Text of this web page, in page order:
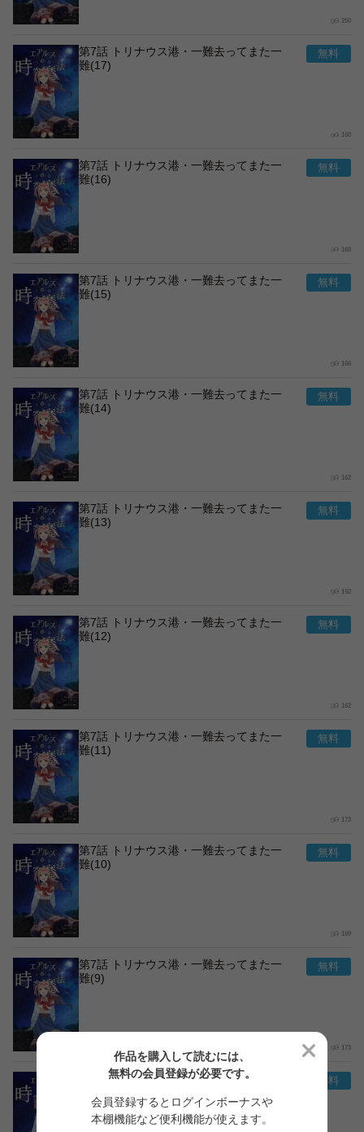
作品を購入して読むには、
無料の会員登録が必要です。
会員登録するとログインボーナスや
本棚機能など便利機能が使えます。
250
第7話 トリナウス港・一難去ってまた一
難(17)
160
第7話 トリナウス港・一難去ってまた一
難(16)
168
第7話 トリナウス港・一難去ってまた一
難(15)
166
第7話 トリナウス港・一難去ってまた一
難(14)
162
第7話 トリナウス港・一難去ってまた一
難(13)
192
第7話 トリナウス港・一難去ってまた一
難(12)
162
第7話 トリナウス港・一難去ってまた一
難(11)
173
第7話 トリナウス港・一難去ってまた一
難(10)
169
第7話 トリナウス港・一難去ってまた一
難(9)
173
第7話 トリナウス港・一難去ってまた一